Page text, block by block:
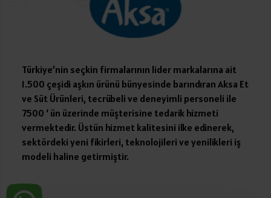
Türkiye’nin seçkin firmalarının lider markalarına ait
1.500 çeşidi aşkın ürünü bünyesinde barındıran Aksa Et
ve Süt Ürünleri, tecrübeli ve deneyimli personeli ile
7500 ‘ ün üzerinde müşterisine tedarik hizmeti
vermektedir. Üstün hizmet kalitesini ilke edinerek,
sektördeki yeni fikirleri, teknolojileri ve yenilikleri iş
modeli haline getirmiştir.